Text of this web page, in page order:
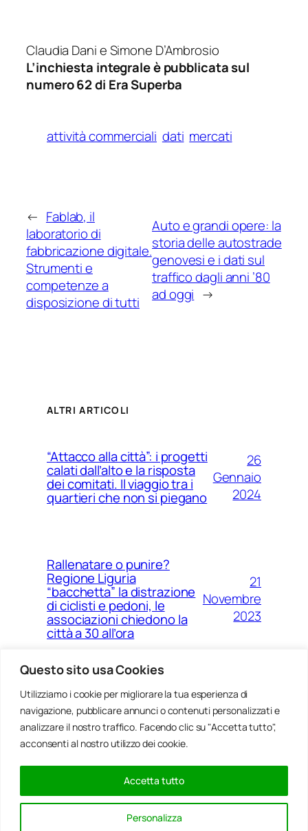
Questo sito usa Cookies
Utilizziamo i cookie per migliorare la tua esperienza di
navigazione, pubblicare annunci o contenuti personalizzati e
analizzare il nostro traffico. Facendo clic su "Accetta tutto",
acconsenti al nostro utilizzo dei cookie.
Personalizza
Accetta tutto
Claudia Dani e Simone D’Ambrosio
L’inchiesta integrale è pubblicata sul
numero 62 di Era Superba
attività commerciali dati mercati
← Fablab, il
laboratorio di
fabbricazione digitale.
Strumenti e
competenze a
disposizione di tutti
Auto e grandi opere: la
storia delle autostrade
genovesi e i dati sul
traffico dagli anni ’80
ad oggi →
ALTRI ARTICOLI
“Attacco alla città”: i progetti
calati dall’alto e la risposta
dei comitati. Il viaggio tra i
quartieri che non si piegano
26
Gennaio
2024
Rallenatare o punire?
Regione Liguria
“bacchetta” la distrazione
di ciclisti e pedoni, le
associazioni chiedono la
città a 30 all’ora
21
Novembre
2023
Ponte Morandi e quell’anno
zero che non è mai arrivato a
Genova
Agosto
2023
Rinnovabili, al passo della
Bocchetta un parco eolico
con 5 pale da 150 metri
Gennaio